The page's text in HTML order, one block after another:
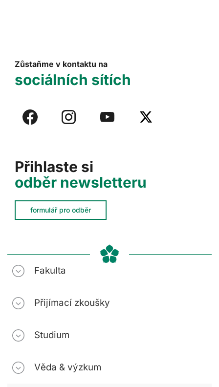
Přihlaste si
odběr newsletteru
formulář pro odběr
Zůstaňme v kontaktu na
sociálních sítích
Fakulta
Přijímací zkoušky
Studium
Věda & výzkum